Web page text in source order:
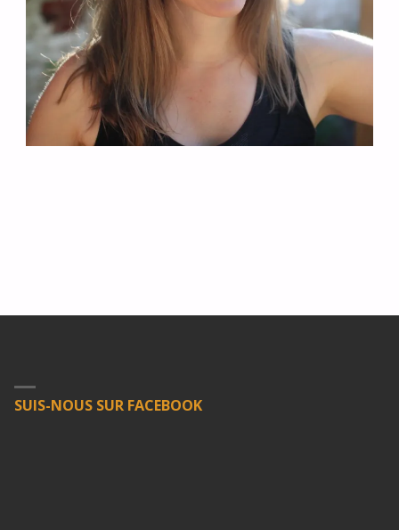
SUIS-NOUS SUR FACEBOOK